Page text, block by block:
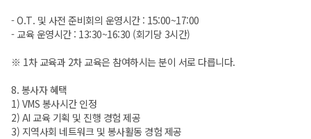
- O.T. 및 사전 준비회의 운영시간 : 15:00~17:00
- 교육 운영시간 : 13:30~16:30 (회기당 3시간)
※ 1차 교육과 2차 교육은 참여하시는 분이 서로 다릅니다.
8. 봉사자 혜택
1) VMS 봉사시간 인정
2) AI 교육 기획 및 진행 경험 제공
3) 지역사회 네트워크 및 봉사활동 경험 제공